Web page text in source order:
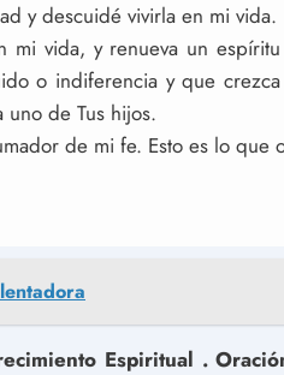
y descuidé vivirla en mi vida.
mi vida, y renueva un
o indiferencia y que
de Tus hijos.
de mi fe. Esto es lo que
Espiritual .